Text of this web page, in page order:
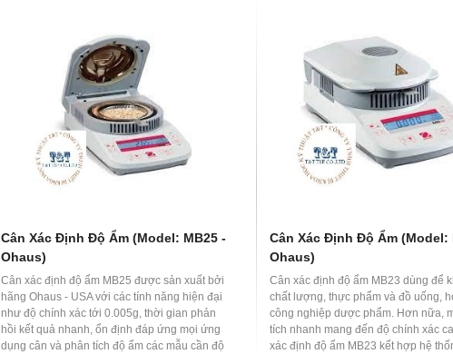
Cân Xác Định Độ Ẩm (Model: MB25 -
Ohaus)
Cân xác định độ ẩm MB25 được sản xuất bởi
hãng Ohaus - USA với các tính năng hiện đại
như độ chính xác tới 0.005g, thời gian phản
hồi kết quả nhanh, ổn định đáp ứng mọi ứng
dụng cân và phân tích độ ẩm các mẫu cần độ
Cân Xác Định Độ Ẩm (Model:
Ohaus)
Cân xác định độ ẩm MB23 dùng để
chất lượng, thực phẩm và đồ uống,
công nghiệp dược phẩm. Hơn nữa,
tích nhanh mang đến độ chính xác
xác định độ ẩm MB23 kết hợp hệ